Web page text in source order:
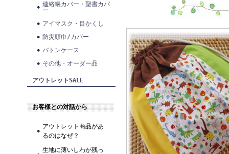
連絡帳カバー・聖書カバ
ー
アイマスク・目かくし
防災頭巾/カバー
バトンケース
その他・オーダー品
アウトレットSALE
お客様との対話から
アウトレット商品があ
るのはなぜ？
生地に薄いしわが残っ